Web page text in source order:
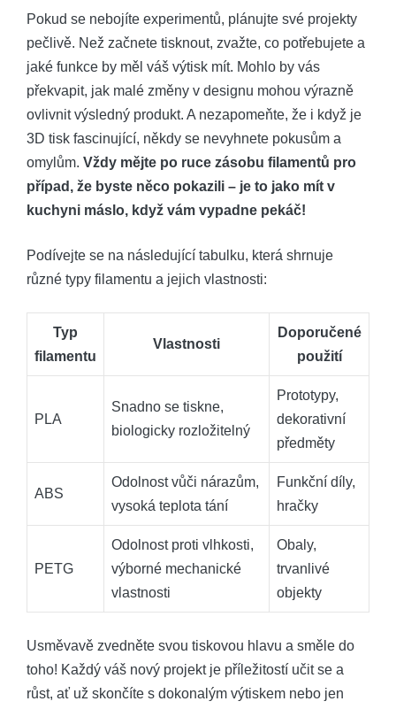
Pokud se nebojíte experimentů, plánujte své projekty
pečlivě. Než začnete tisknout, zvažte, co potřebujete a
jaké funkce by měl váš výtisk mít. Mohlo by vás
překvapit, jak malé změny v designu mohou výrazně
ovlivnit výsledný produkt. A nezapomeňte, že i když je
3D tisk fascinující, někdy se nevyhnete pokusům a
omylům. Vždy mějte po ruce zásobu filamentů pro
případ, že byste něco pokazili – je to jako mít v
kuchyni máslo, když vám vypadne pekáč!
Podívejte se na následující tabulku, která shrnuje
různé typy filamentu a jejich vlastnosti:
Typ
filamentu
Vlastnosti
Doporučené
použití
PLA
Snadno se tiskne,
biologicky rozložitelný
Prototypy,
dekorativní
předměty
ABS
Odolnost vůči nárazům,
vysoká teplota tání
Funkční díly,
hračky
PETG
Odolnost proti vlhkosti,
výborné mechanické
vlastnosti
Obaly,
trvanlivé
objekty
Usměvavě zvedněte svou tiskovou hlavu a směle do
toho! Každý váš nový projekt je příležitostí učit se a
růst, ať už skončíte s dokonalým výtiskem nebo jen